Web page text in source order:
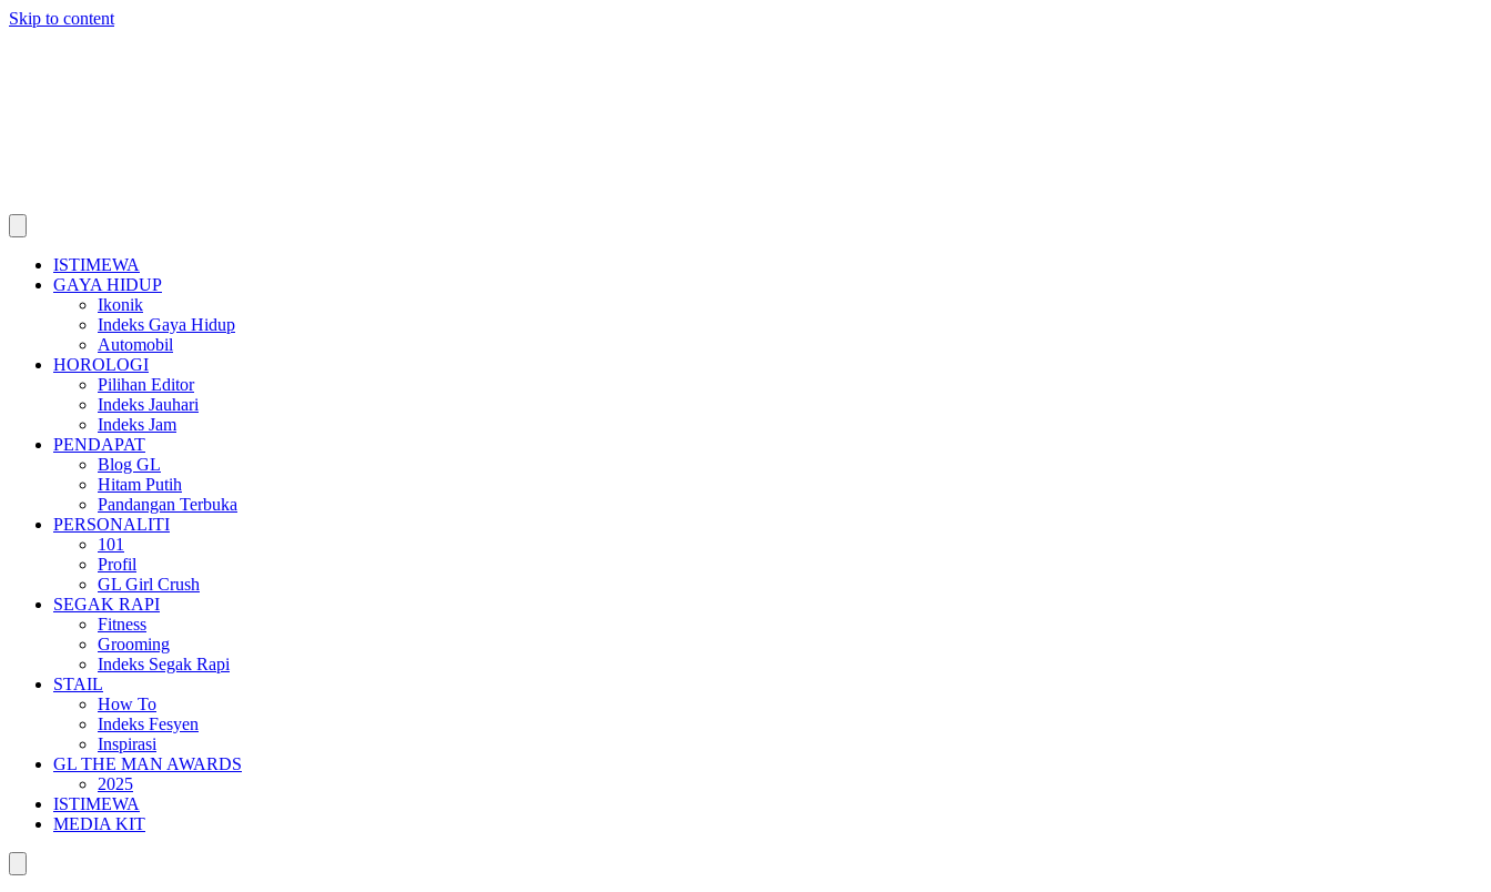
Skip to content
ISTIMEWA
GAYA HIDUP
Ikonik
Indeks Gaya Hidup
Automobil
HOROLOGI
Pilihan Editor
Indeks Jauhari
Indeks Jam
PENDAPAT
Blog GL
Hitam Putih
Pandangan Terbuka
PERSONALITI
101
Profil
GL Girl Crush
SEGAK RAPI
Fitness
Grooming
Indeks Segak Rapi
STAIL
How To
Indeks Fesyen
Inspirasi
GL THE MAN AWARDS
2025
ISTIMEWA
MEDIA KIT